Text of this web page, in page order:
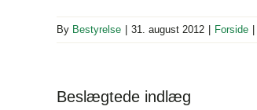
By Bestyrelse 31. august 2012 Forside
Beslægtede indlæg